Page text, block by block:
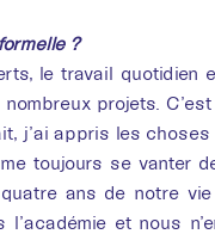
?
le travail quotidien
projets.
j’ai appris les
toujours se vanter
ans de notre
et nous